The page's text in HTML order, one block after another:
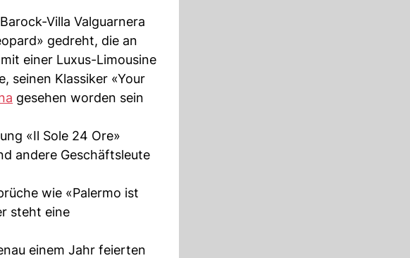
Villa Valguarnera
gedreht, die an
einer Luxus-Limousine
seinen Klassiker «Your
gesehen worden sein
«Il Sole 24 Ore»
andere Geschäftsleute
wie «Palermo ist
steht eine
einem Jahr feierten